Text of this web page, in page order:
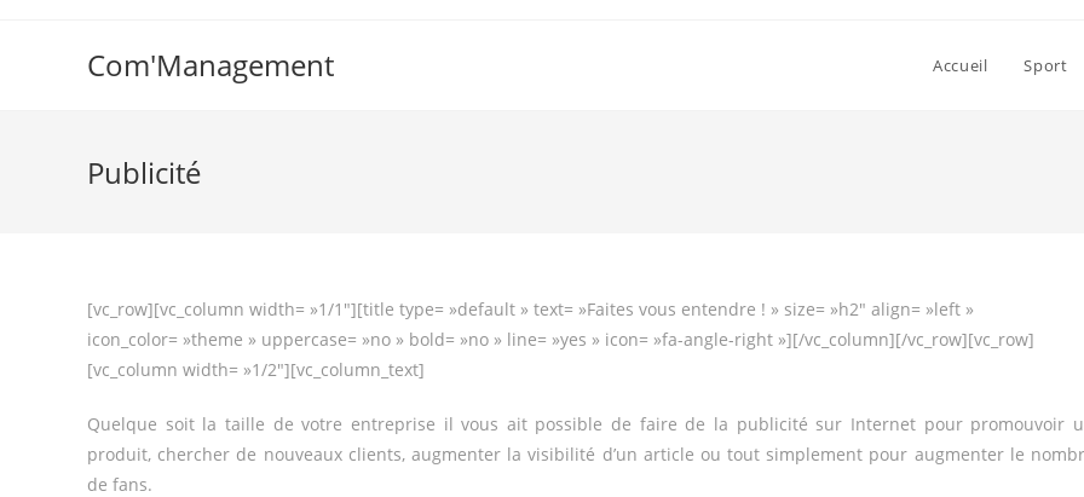
Com'Management Accueil Sport
Publicité
[vc_row][vc_column width= »1/1″][title type= »default » text= »Faites vous entendre ! » size= »h2″ align= »left »
icon_color= »theme » uppercase= »no » bold= »no » line= »yes » icon= »fa-angle-right »][/vc_column][/vc_row][vc_row]
[vc_column width= »1/2″][vc_column_text]
Quelque soit la taille de votre entreprise il vous ait possible de faire de la publicité sur Internet pour promouvoir
produit, chercher de nouveaux clients, augmenter la visibilité d’un article ou tout simplement pour augmenter le
de fans.